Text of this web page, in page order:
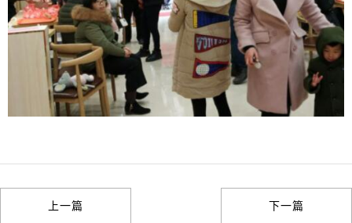
上一篇 下一篇